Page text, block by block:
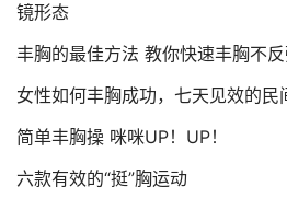
镜形态
丰胸的最佳方法 教你快速丰胸不
女性如何丰胸成功，七天见效的民
简单丰胸操 咪咪UP！UP！
六款有效的“挺”胸运动